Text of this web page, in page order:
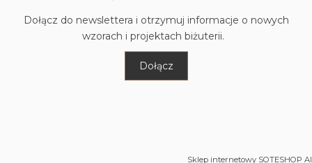
Dołącz do newslettera i otrzymuj informacje o nowych
wzorach i projektach biżuterii.
Dołącz
Sklep internetowy SOTESHOP AI